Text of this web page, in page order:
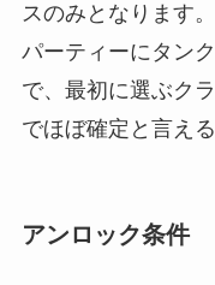
スのみとなります。
パーティーにタン
で、最初に選ぶク
でほぼ確定と言え
アンロック条件